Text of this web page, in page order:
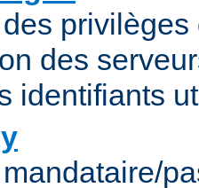
des
identifiants